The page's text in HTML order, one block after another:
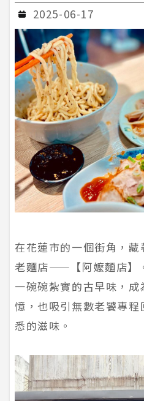
2025-06-17
在花蓮市的一個街角，
老麵店——【阿嬤麵店】
一碗碗紮實的古早味，
憶，也吸引無數老饕專
悉的滋味。